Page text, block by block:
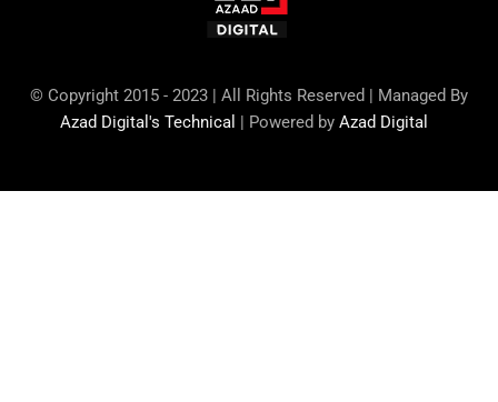
© Copyright 2015 - 2023 | All Rights Reserved | Managed By
Azad Digital's Technical | Powered by Azad Digital